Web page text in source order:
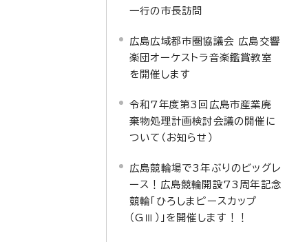
一行の市長訪問
広島広域都市圏協議会 広島交響
楽団オーケストラ音楽鑑賞教室
を開催します
令和7年度第3回広島市産業廃
棄物処理計画検討会議の開催に
ついて（お知らせ）
広島競輪場で3年ぶりのビッグレ
ース！広島競輪開設73周年記念
競輪「ひろしまピースカップ
（GⅢ）」を開催します！！